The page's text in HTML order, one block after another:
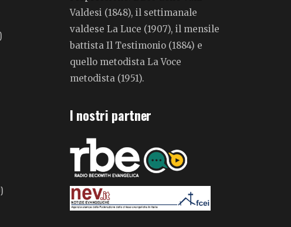
Valdesi (1848), il settimanale
valdese La Luce (1907), il mensile
battista Il Testimonio (1884) e
quello metodista La Voce
metodista (1951).
I nostri partner